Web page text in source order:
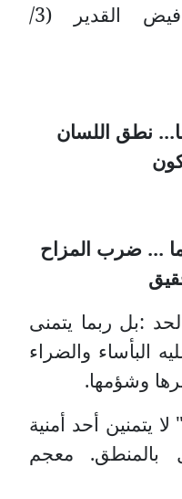
فيض القدير (3/
نطق اللسان
... ضرب المزاح
:بل ربما يتمنى
البأساء والضراء
وشؤمها.
يتمنين أحد أمنية
بالمنطق.
معجم